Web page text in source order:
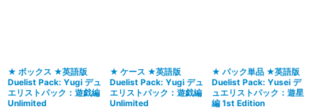
★ ボックス ★英語版
Duelist Pack: Yugi デュ
エリストパック：遊戯編
Unlimited
★ ケース ★英語版
Duelist Pack: Yugi デュ
エリストパック：遊戯編
Unlimited
★ パック単品 ★英語版
Duelist Pack: Yusei デ
ュエリストパック：遊星
編 1st Edition